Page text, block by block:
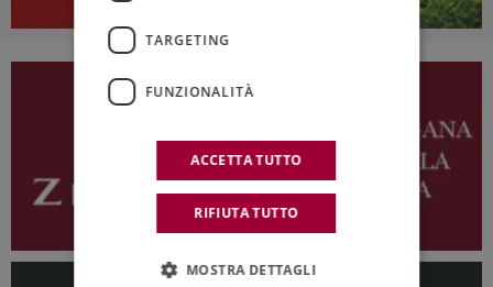
TARGETING
FUNZIONALITÀ
ACCETTA TUTTO
RIFIUTA TUTTO
MOSTRA DETTAGLI